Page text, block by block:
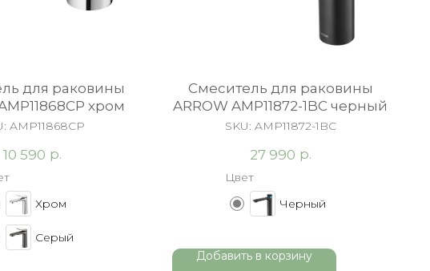
для раковины
хром
AMP11868CP
10 590 р.
Хром
Серый
Cмеситель для раковины
ARROW AMP11872-1BC черный
SKU: AMP11872-1BC
27 990 р.
Цвет
Черный
Добавить в корзину